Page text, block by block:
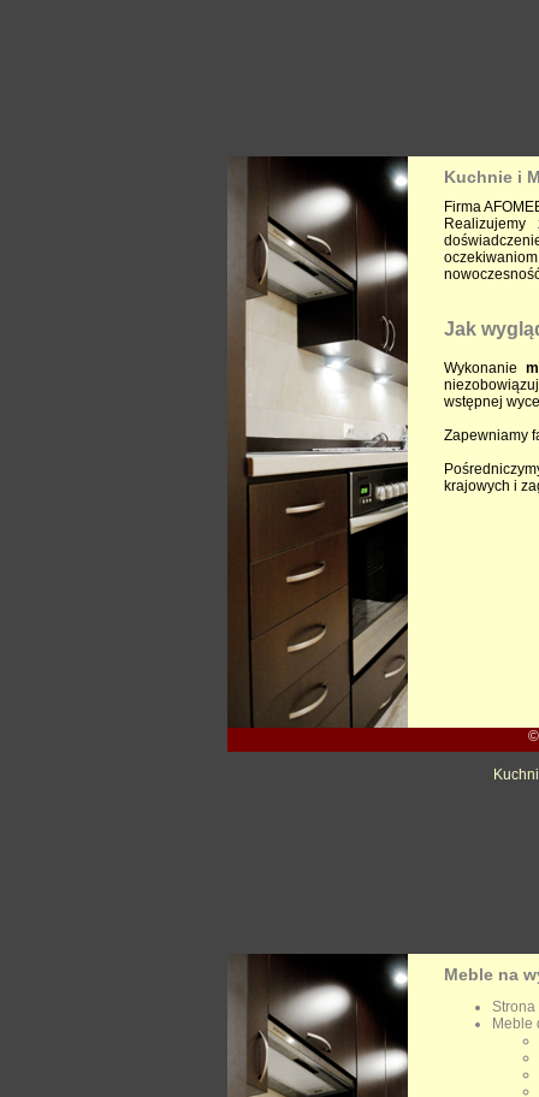
Kuchnie i
Firma
Jak
Wykonanie
wstępnej
Zapewniamy
krajowych i
©
Meble na
Strona
Meble